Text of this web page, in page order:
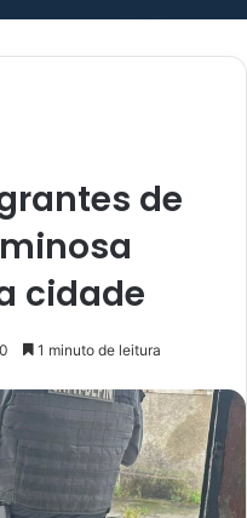
de
cidade
0 1 minuto de leitura